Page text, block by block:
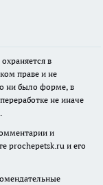
в
праве и не
ни было форме, в
не иначе
и
prochepetsk.ru и его